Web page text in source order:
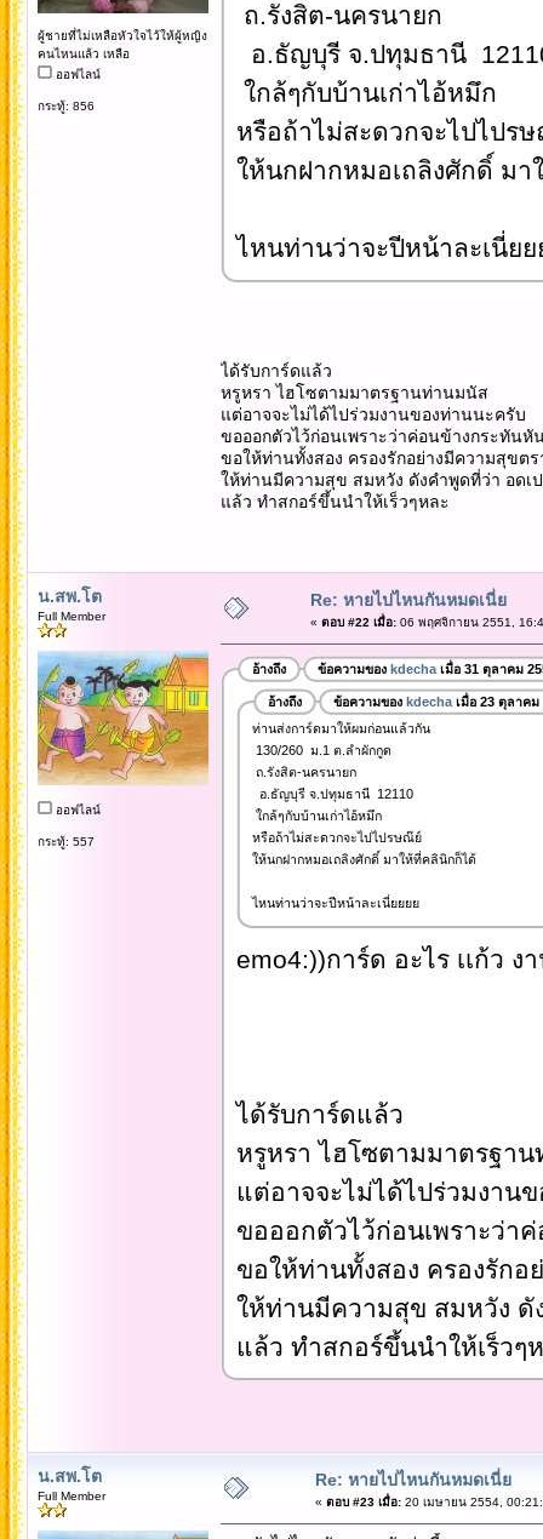
ผู้ชายที่ไม่เหลือหัวใจไว้ให้ผู้หญิง
คนไหนแล้ว เหลือ
ออฟไลน์
กระทู้: 856
ถ.รังสิต-นครนายก
อ.ธัญบุรี จ.ปทุมธานี
ใกล้ๆกับบ้านเก่าไอ้หมึก
หรือถ้าไม่สะดวกจะไปไปร
ให้นกฝากหมอเถลิงศักดิ์ ม
ไหนท่านว่าจะปีหน้าละเนี่ยย
ได้รับการ์ดแล้ว
หรูหรา ไฮโซตามมาตรฐานท่านมนัส
แต่อาจจะไม่ได้ไปร่วมงานของท่านนะครับ
ขอออกตัวไว้ก่อนเพราะว่าค่อนข้างกระทันหั
ขอให้ท่านทั้งสอง ครองรักอย่างมีความสุขต
ให้ท่านมีความสุข สมหวัง ดังคำพูดที่ว่า อดเ
แล้ว ทำสกอร์ขึ้นนำให้เร็วๆหละ
น.สพ.โต
Full Member
ออฟไลน์
กระทู้: 557
Re: หายไปไหนกันหมดเนี่ย
« ตอบ #22 เมื่อ:06 พฤศจิกายน 2551,
อ้างถึง ข้อความของ kdechaเมื่อ 31 ตุลาคม
อ้างถึง ข้อความของ kdechaเมื่อ 23 ตุลาคม
ท่านส่งการ์ดมาให้ผมก่อนแล้วกัน
130/260 ม.1 ต.ลำผักกูด
ถ.รังสิต-นครนายก
อ.ธัญบุรี จ.ปทุมธานี 12110
ใกล้ๆกับบ้านเก่าไอ้หมึก
หรือถ้าไม่สะดวกจะไปไปรษณ๊ย์
ให้นกฝากหมอเถลิงศักดิ์ มาให้ที่คลินิกก็ได้
ไหนท่านว่าจะปีหน้าละเนี่ยยยย
emo4:))การ์ด อะไร เเก้ว ง
ได้รับการ์ดแล้ว
หรูหรา ไฮโซตามมาตรฐา
แต่อาจจะไม่ได้ไปร่วมงาน
ขอออกตัวไว้ก่อนเพราะว่า
ขอให้ท่านทั้งสอง ครองรัก
ให้ท่านมีความสุข สมหวัง ดั
แล้ว ทำสกอร์ขึ้นนำให้เร็วๆ
น.สพ.โต
Full Member
Re: หายไปไหนกันหมดเนี่ย
« ตอบ #23 เมื่อ:20 เมษายน 2554,